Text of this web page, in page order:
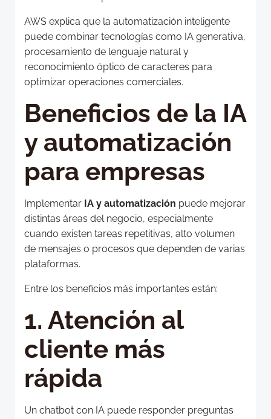
AWS explica que la automatización inteligente
puede combinar tecnologías como IA generativa,
procesamiento de lenguaje natural y
reconocimiento óptico de caracteres para
optimizar operaciones comerciales.
Beneficios de la IA
y automatización
para empresas
Implementar IA y automatización puede mejorar
distintas áreas del negocio, especialmente
cuando existen tareas repetitivas, alto volumen
de mensajes o procesos que dependen de varias
plataformas.
Entre los beneficios más importantes están:
1. Atención al
cliente más
rápida
Un chatbot con IA puede responder preguntas